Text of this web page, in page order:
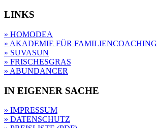
LINKS
» HOMODEA
» AKADEMIE FÜR FAMILIENCOACHING
» SUVASUN
» FRISCHESGRAS
» ABUNDANCER
IN EIGENER SACHE
» IMPRESSUM
» DATENSCHUTZ